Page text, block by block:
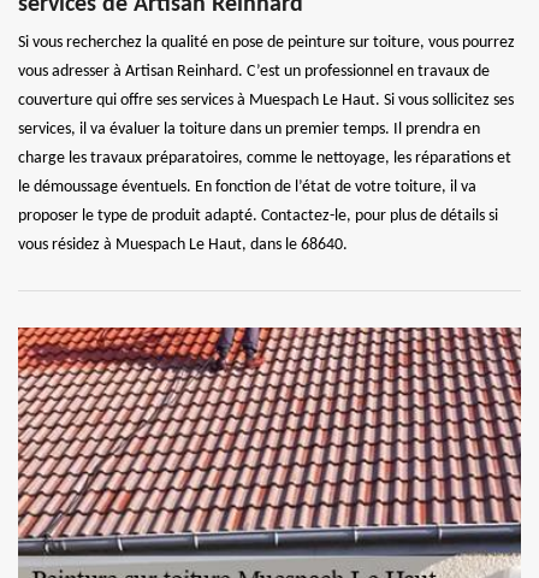
Si vous recherchez la qualité en pose de peinture sur toiture, vous pourrez
vous adresser à Artisan Reinhard. C’est un professionnel en travaux de
couverture qui offre ses services à Muespach Le Haut. Si vous sollicitez ses
services, il va évaluer la toiture dans un premier temps. Il prendra en
charge les travaux préparatoires, comme le nettoyage, les réparations et
le démoussage éventuels. En fonction de l’état de votre toiture, il va
proposer le type de produit adapté. Contactez-le, pour plus de détails si
vous résidez à Muespach Le Haut, dans le 68640.